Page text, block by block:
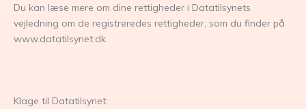
Du kan læse mere om dine rettigheder i Datatilsynets
vejledning om de registreredes rettigheder, som du finder på
www.datatilsynet.dk.
Klage til Datatilsynet: